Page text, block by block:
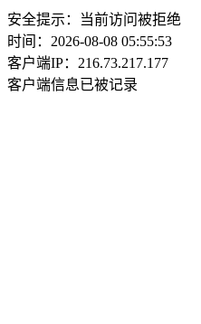
安全提示：当前访问被拒绝
时间：2026-08-08 05:55:53
客户端IP：216.73.217.177
客户端信息已被记录